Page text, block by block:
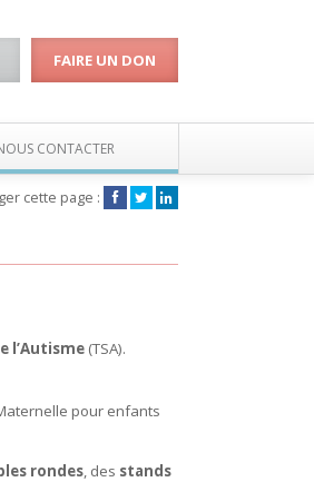
FAIRE UN DON
CONTACTER
cette page :
l’Autisme (TSA).
pour enfants
rondes, des stands